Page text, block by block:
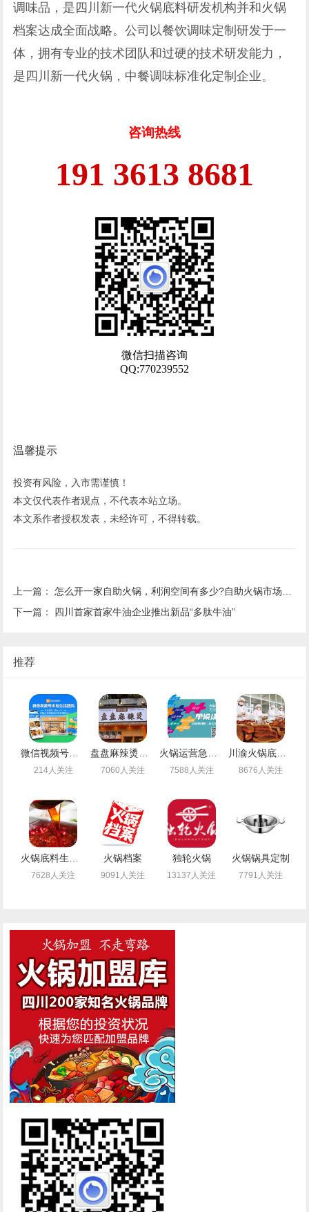
调味品，是四川新一代火锅底料研发机构并和火锅
档案达成全面战略。公司以餐饮调味定制研发于一
体，拥有专业的技术团队和过硬的技术研发能力，
是四川新一代火锅，中餐调味标准化定制企业。
温馨提示
投资有风险，入市需谨慎！
本文仅代表作者观点，不代表本站立场。
本文系作者授权发表，未经许可，不得转载。
上一篇：怎么开一家自助火锅，利润空间有多少?自助火锅市场怎么样？投资规模分析
下一篇： 四川首家首家牛油企业推出新品“多肽牛油”
推荐
微信视频号团购，下一个万亿级风口！手把手教你如何“快准稳”开通，抢占第一波红利
214人关注
盘盘麻辣烫引领者——煮小篓
7060人关注
火锅运营急救中心
7588人关注
川渝火锅底料乐人食品
8676人关注
火锅底料生产厂
7628人关注
火锅档案
9091人关注
独轮火锅
13137人关注
火锅锅具定制
7791人关注